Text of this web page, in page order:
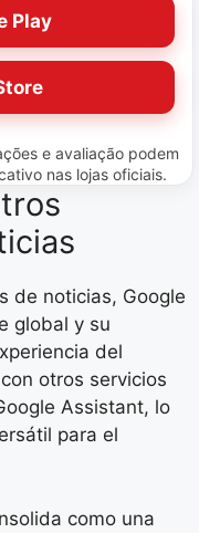
Play
e avaliação podem
nas lojas oficiais.
de noticias, Google
global y su
del
otros servicios
Assistant, lo
para el
como una